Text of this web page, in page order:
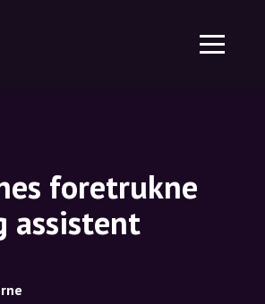
foretrukne
assistent